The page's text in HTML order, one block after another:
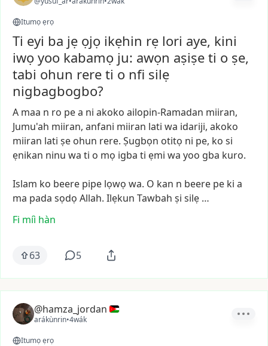
Itumọ ẹrọ
Ti eyi ba jẹ ọjọ ikẹhin rẹ lori aye, kini
iwọ yoo kabamọ ju: awọn aṣiṣe ti o ṣe,
tabi ohun rere ti o nfi silẹ
nigbagbogbo?
A maa n ro pea ni akoko ailopin-Ramadan miiran,
Jumu'ah miiran, anfani miiran lati wa idariji, akoko
miiran lati ṣe ohun rere. Ṣugbọn otitọ ni pe, ko si
ẹnikan ninu wa ti o mọ igba ti ẹmi wa yoo gba kuro.
Islam ko beere pipe lọwọ wa. O kan n beere pe ki a
ma pada sọdọ Allah. Ilẹkun Tawbah ṣi silẹ …
Fi míì hàn
63 5
@hamza_jordan
arákùnrin•4wák
Itumọ ẹrọ